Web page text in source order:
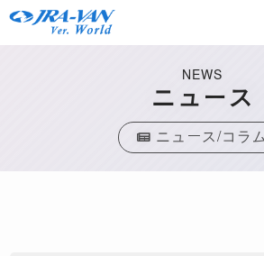
NEWS
ニュース
ニュース/コラ